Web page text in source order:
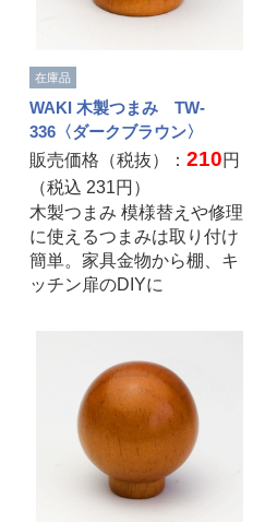
在庫品
WAKI 木製つまみ TW-
336〈ダークブラウン〉
販売価格（税抜）：210円
（税込 231円）
木製つまみ 模様替えや修理
に使えるつまみは取り付け
簡単。家具金物から棚、キ
ッチン扉のDIYに